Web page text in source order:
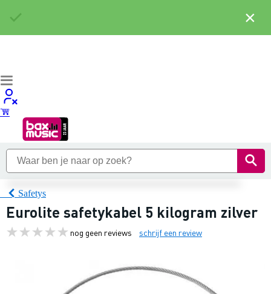
Safetys
Eurolite safetykabel 5 kilogram zilver
nog geen reviews schrijf een review
×